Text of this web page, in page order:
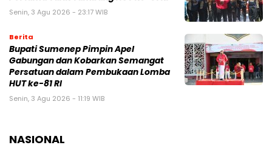
Senin, 3 Agu 2026 - 23:17 WIB
Berita
Bupati Sumenep Pimpin Apel
Gabungan dan Kobarkan Semangat
Persatuan dalam Pembukaan Lomba
HUT ke-81 RI
Senin, 3 Agu 2026 - 11:19 WIB
NASIONAL